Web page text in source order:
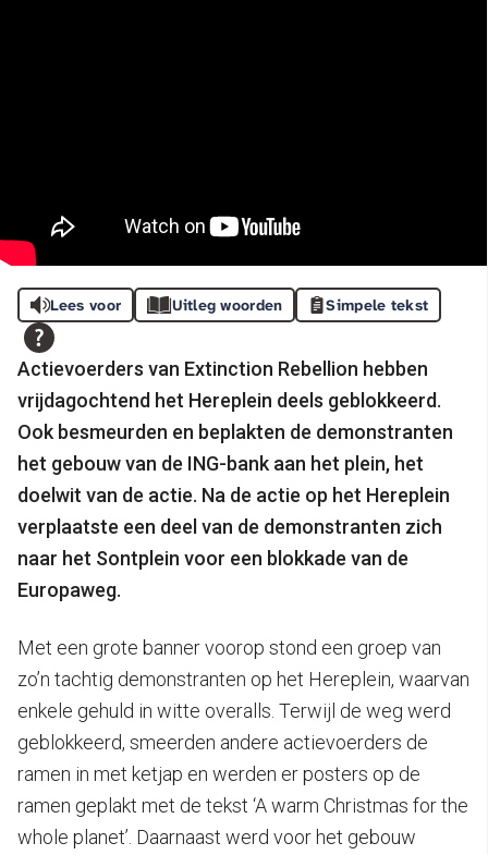
Lees voor Uitleg woorden Simpele tekst
Actievoerders van Extinction Rebellion hebben
vrijdagochtend het Hereplein deels geblokkeerd.
Ook besmeurden en beplakten de demonstranten
het gebouw van de ING-bank aan het plein, het
doelwit van de actie. Na de actie op het Hereplein
verplaatste een deel van de demonstranten zich
naar het Sontplein voor een blokkade van de
Europaweg.
Met een grote banner voorop stond een groep van
zo’n tachtig demonstranten op het Hereplein, waarvan
enkele gehuld in witte overalls. Terwijl de weg werd
geblokkeerd, smeerden andere actievoerders de
ramen in met ketjap en werden er posters op de
ramen geplakt met de tekst ‘A warm Christmas for the
whole planet’. Daarnaast werd voor het gebouw